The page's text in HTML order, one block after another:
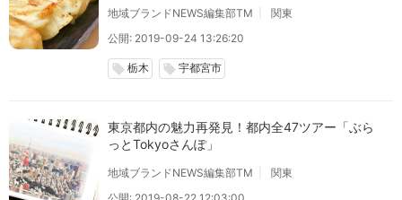
地域ブランドNEWS編集部TM
関東
公開: 2019-09-24 13:26:20
local_offer 栃木 local_offer 宇都宮市
東京都内の魅力再発見！都内全47ツアー「ぶら
っとTokyoさんぽ」
地域ブランドNEWS編集部TM
関東